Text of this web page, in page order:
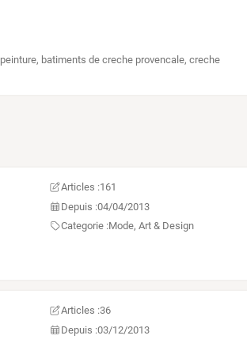
peinture, batiments de creche provencale,creche
Articles :161
Depuis :04/04/2013
Categorie :Mode, Art & Design
Articles :36
Depuis :03/12/2013